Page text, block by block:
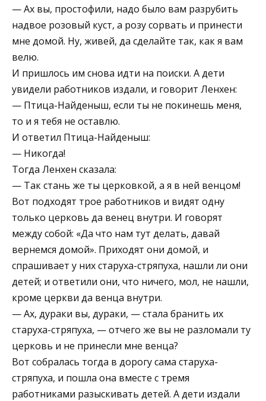
— Ах вы, простофили, надо было вам разрубить
надвое розовый куст, а розу сорвать и принести
мне домой. Ну, живей, да сделайте так, как я вам
велю.
И пришлось им снова идти на поиски. А дети
увидели работников издали, и говорит Ленхен:
— Птица-Найденыш, если ты не покинешь меня,
то и я тебя не оставлю.
И ответил Птица-Найденыш:
— Никогда!
Тогда Ленхен сказала:
— Так стань же ты церковкой, а я в ней венцом!
Вот подходят трое работников и видят одну
только церковь да венец внутри. И говорят
между собой: «Да что нам тут делать, давай
вернемся домой». Приходят они домой, и
спрашивает у них старуха-стряпуха, нашли ли они
детей; и ответили они, что ничего, мол, не нашли,
кроме церкви да венца внутри.
— Ах, дураки вы, дураки, — стала бранить их
старуха-стряпуха, — отчего же вы не разломали ту
церковь и не принесли мне венца?
Вот собралась тогда в дорогу сама старуха-
стряпуха, и пошла она вместе с тремя
работниками разыскивать детей. А дети издали